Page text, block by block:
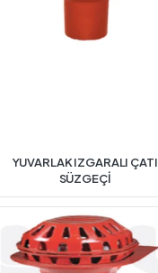
YUVARLAK IZGARALI ÇATI
SÜZGEÇİ